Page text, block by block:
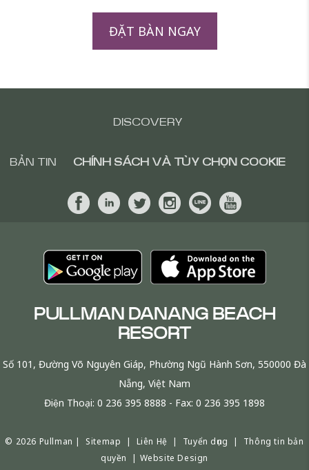
ĐẶT BÀN NGAY
DISCOVERY
BẢN TIN CHÍNH SÁCH VÀ TÙY CHỌN COOKIE
PULLMAN DANANG BEACH
RESORT
Số 101, Đường Võ Nguyên Giáp, Phường Ngũ Hành Sơn, 550000 Đà
Nẵng, Việt Nam
Điện Thoại: 0 236 395 8888 - Fax: 0 236 395 1898
© 2026 Pullman | Sitemap | Liên Hệ | Tuyển dụng | Thông tin bản
quyền
| Website Design